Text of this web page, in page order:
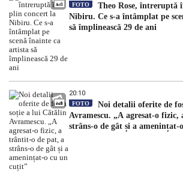
FOTO
Theo Rose, întreruptă
Nibiru. Ce s-a întâmplat pe
să împlinească 29 de ani
20:10
FOTO
Noi detalii oferite de
Avramescu. „A agresat-o
strâns-o de gât și a